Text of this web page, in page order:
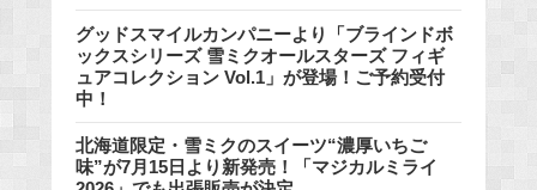
グッドスマイルカンパニーより「ブラインドボ
ックスシリーズ 雪ミクオールスターズ フィギ
ュアコレクション Vol.1」が登場！ご予約受付
中！
北海道限定・雪ミクのスイーツ“濃厚いちご
味”が7月15日より新発売！「マジカルミライ